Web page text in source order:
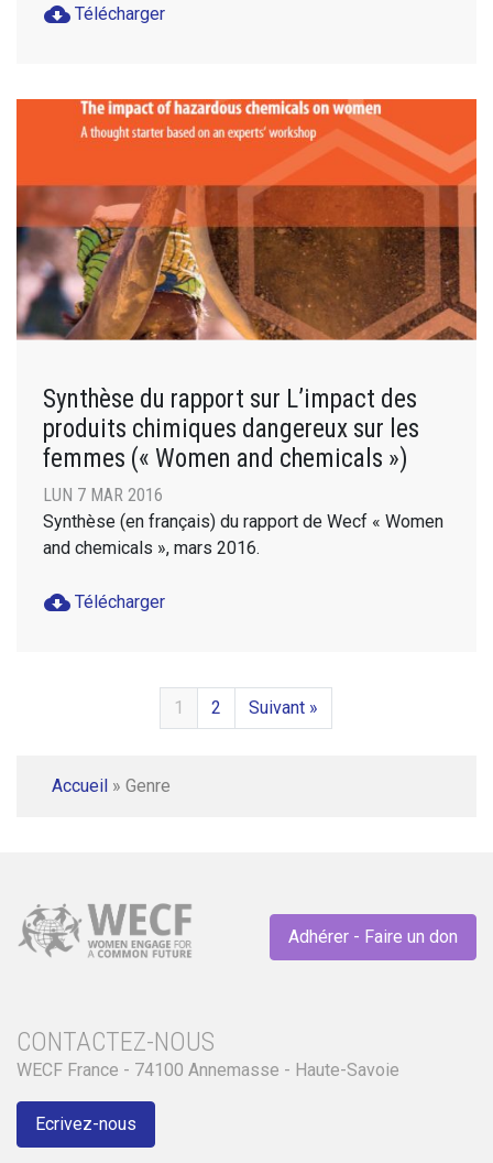
cloud_download Télécharger
Synthèse du rapport sur L’impact des
produits chimiques dangereux sur les
femmes (« Women and chemicals »)
LUN 7 MAR 2016
Synthèse (en français) du rapport de Wecf « Women
and chemicals », mars 2016.
cloud_download Télécharger
1 2 Suivant »
Accueil » Genre
Adhérer - Faire un don
CONTACTEZ-NOUS
WECF France - 74100 Annemasse - Haute-Savoie
Ecrivez-nous